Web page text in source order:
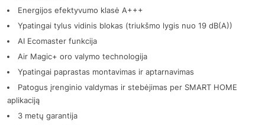
Energijos efektyvumo klasė A+++
Ypatingai tylus vidinis blokas (triukšmo lygis nuo 19 dB(A))
AI Ecomaster funkcija
Air Magic+ oro valymo technologija
Ypatingai paprastas montavimas ir aptarnavimas
Patogus įrenginio valdymas ir stebėjimas per SMART HOME
aplikaciją
3 metų garantija